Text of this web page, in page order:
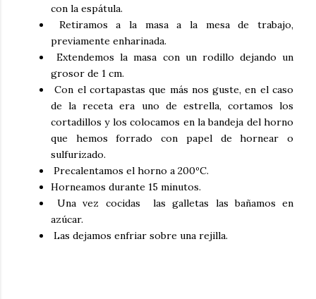
con la espátula.
Retiramos a la masa a la mesa de trabajo,
previamente enharinada.
Extendemos la masa con un rodillo dejando un
grosor de 1 cm.
Con el cortapastas que más nos guste, en el caso
de la receta era uno de estrella, cortamos los
cortadillos y los colocamos en la bandeja del horno
que hemos forrado con papel de hornear o
sulfurizado.
Precalentamos el horno a 200ºC.
Horneamos durante 15 minutos.
Una vez cocidas las galletas las bañamos en
azúcar.
Las dejamos enfriar sobre una rejilla.